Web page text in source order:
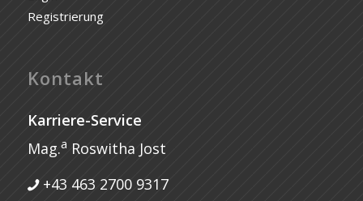
Registrierung
Kontakt
Karriere-Service
Mag.a Roswitha Jost
+43 463 2700 9317